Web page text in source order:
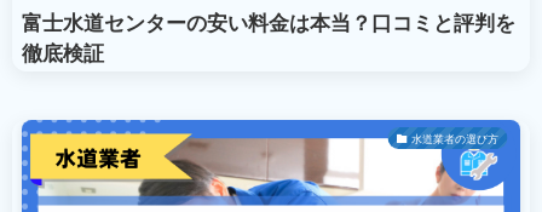
富士水道センターの安い料金は本当？口コミと評判を
徹底検証
水道業者の選び方